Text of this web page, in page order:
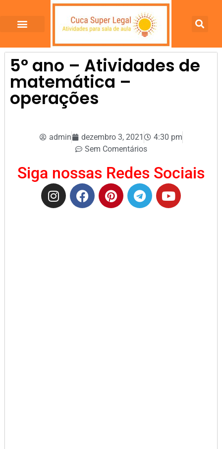
5° ano – Atividades de
matemática –
operações
admin dezembro 3, 2021
4:30 pm
Sem Comentários
Siga nossas Redes Sociais